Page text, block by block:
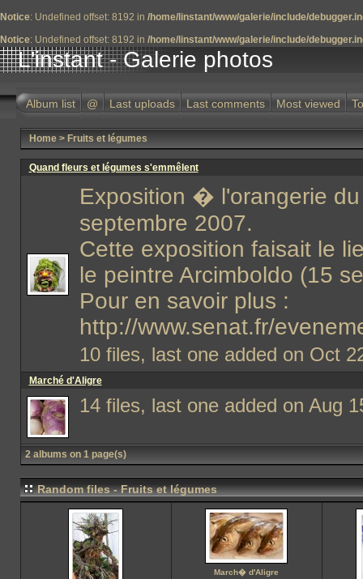
Notice: Undefined offset: 8192 in /home/linstant/www/galerie/include/
Notice: Undefined offset: 8192 in /home/linstant/www/galerie/include/
L'instant - Galerie photos
Album list @ Last uploads Last comments Most viewed
Home> Fruits et légumes
Quand fleurs et légumes s'emmêlent
Exposition � l'orangerie
septembre 2007.
Cette exposition faisait le
le peintre Arcimboldo (15
Pour en savoir plus :
http://www.senat.fr/
10 files, last one added on Oct
Marché d'Aligre
14 files, last one added on Aug
2 albums on 1 page(s)
Random files - Fruits et légumes
March� d'Aligre